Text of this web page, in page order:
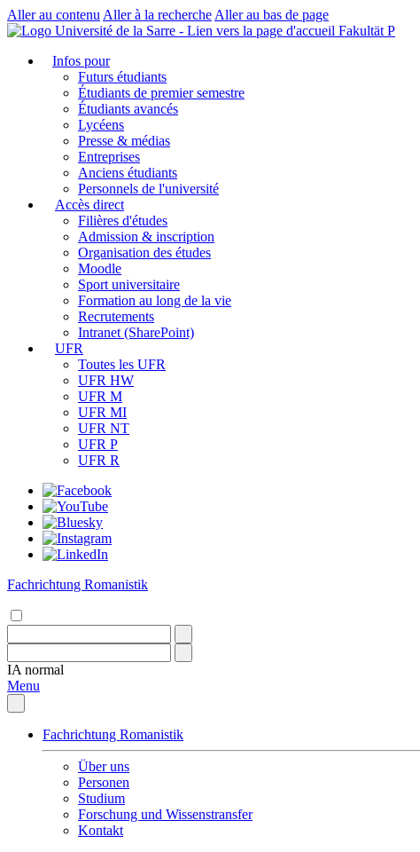
Aller au contenu Aller à la recherche Aller au bas de page
Fakultät P
Infos pour
Futurs étudiants
Étudiants de premier semestre
Étudiants avancés
Lycéens
Presse & médias
Entreprises
Anciens étudiants
Personnels de l'université
Accès direct
Filières d'études
Admission & inscription
Organisation des études
Moodle
Sport universitaire
Formation au long de la vie
Recrutements
Intranet (SharePoint)
UFR
Toutes les UFR
UFR HW
UFR M
UFR MI
UFR NT
UFR P
UFR R
Fachrichtung Romanistik
IA normal
Menu
Fachrichtung Romanistik
Über uns
Personen
Studium
Forschung und Wissenstransfer
Kontakt